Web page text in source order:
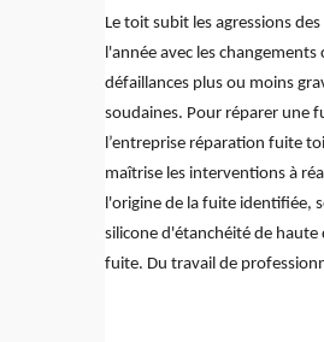
Le toit subit les agressions
l'année avec les
défaillances plus ou moins
soudaines. Pour réparer une
l’entreprise réparation fuite
maîtrise les interventions à
l'origine de la fuite identifiée,
silicone d'étanchéité de
fuite. Du travail de